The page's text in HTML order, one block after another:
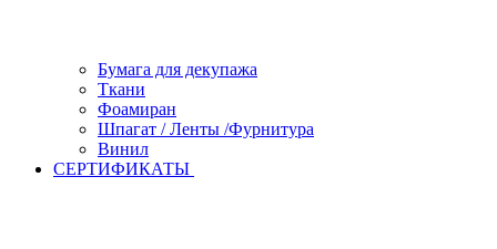
Бумага для декупажа
Ткани
Фоамиран
Шпагат / Ленты /Фурнитура
Винил
СЕРТИФИКАТЫ